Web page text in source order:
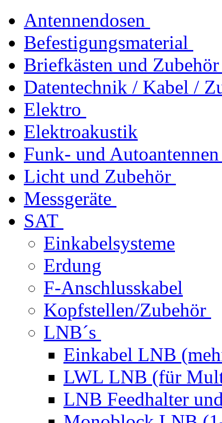
Antennendosen
Befestigungsmaterial
Briefkästen und Zubehör
Datentechnik / Kabel /
Elektro
Elektroakustik
Funk- und Autoantennen
Licht und Zubehör
Messgeräte
SAT
Einkabelsysteme
Erdung
F-Anschlusskabel
Kopfstellen/Zubehör
LNB´s
Einkabel LNB
LWL LNB (für
LNB Feedhalter